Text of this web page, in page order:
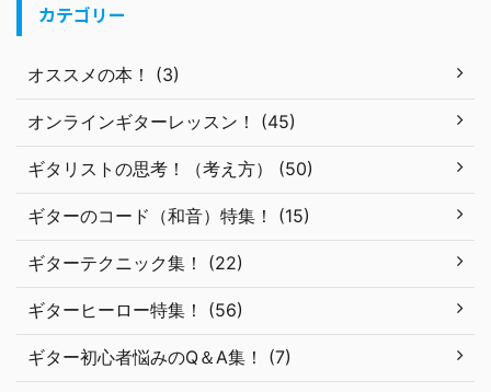
カテゴリー
オススメの本！ (3)
オンラインギターレッスン！ (45)
ギタリストの思考！（考え方） (50)
ギターのコード（和音）特集！ (15)
ギターテクニック集！ (22)
ギターヒーロー特集！ (56)
ギター初心者悩みのQ＆A集！ (7)